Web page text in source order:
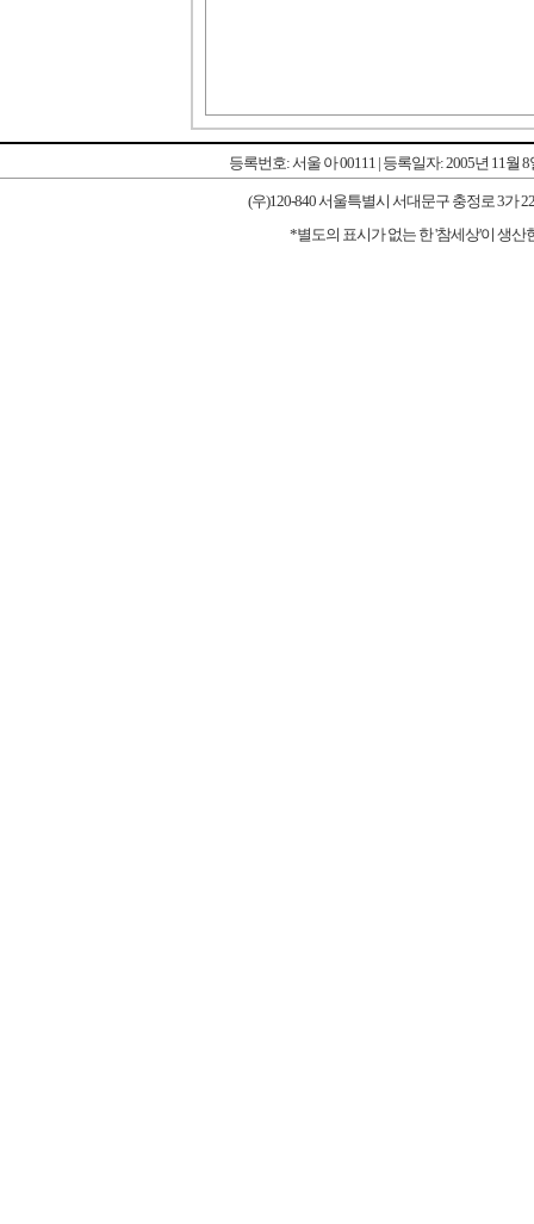
등록번호: 서울 아 00111 | 등록일자: 2005년 11월
(우)120-840 서울특별시 서대문구 충정로 3가
*별도의 표시가 없는 한 '참세상'이 생산